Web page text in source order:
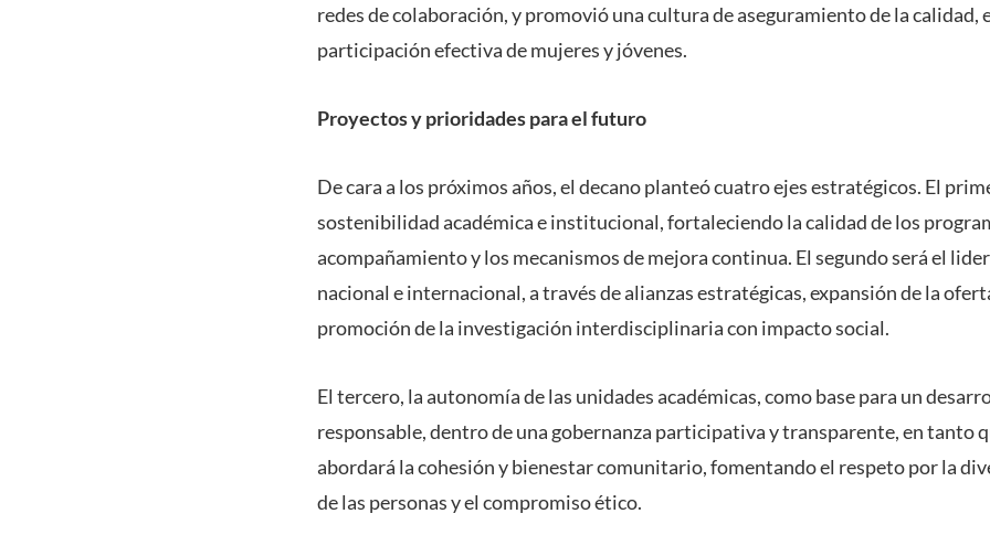
redes de colaboración, y promovió una cultura de aseguramiento de la calidad,
participación efectiva de mujeres y jóvenes.
Proyectos y prioridades para el futuro
De cara a los próximos años, el decano planteó cuatro ejes estratégicos. El
sostenibilidad académica e institucional, fortaleciendo la calidad de los
acompañamiento y los mecanismos de mejora continua. El segundo será el
nacional e internacional, a través de alianzas estratégicas, expansión de la
promoción de la investigación interdisciplinaria con impacto social.
El tercero, la autonomía de las unidades académicas, como base para un
responsable, dentro de una gobernanza participativa y transparente, en tanto
abordará la cohesión y bienestar comunitario, fomentando el respeto por la
de las personas y el compromiso ético.